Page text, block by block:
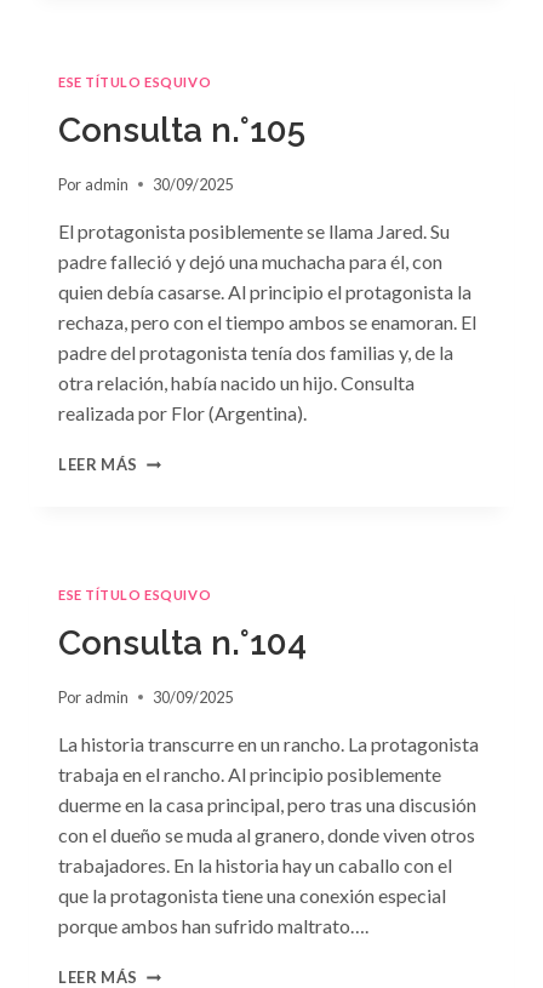
ESE TÍTULO ESQUIVO
Consulta n.°105
Por admin 30/09/2025
El protagonista posiblemente se llama Jared. Su
padre falleció y dejó una muchacha para él, con
quien debía casarse. Al principio el protagonista la
rechaza, pero con el tiempo ambos se enamoran. El
padre del protagonista tenía dos familias y, de la
otra relación, había nacido un hijo. Consulta
realizada por Flor (Argentina).
LEER MÁS CONSULTA
ESE TÍTULO ESQUIVO
Consulta n.°104
Por admin 30/09/2025
La historia transcurre en un rancho. La protagonista
trabaja en el rancho. Al principio posiblemente
duerme en la casa principal, pero tras una discusión
con el dueño se muda al granero, donde viven otros
trabajadores. En la historia hay un caballo con el
que la protagonista tiene una conexión especial
porque ambos han sufrido maltrato….
LEER MÁS CONSULTA